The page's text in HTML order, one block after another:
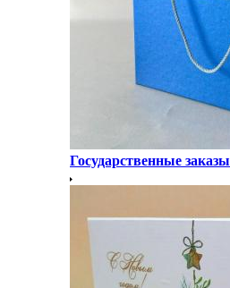
Государственные заказы